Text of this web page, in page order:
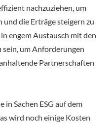
nachzuziehen, um
die Erträge steigern zu
engem Austausch mit den
um Anforderungen
Partnerschaften
in Sachen ESG auf dem
wird noch einige Kosten